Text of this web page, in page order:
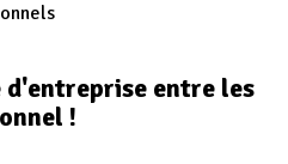
d'entreprise entre les
!